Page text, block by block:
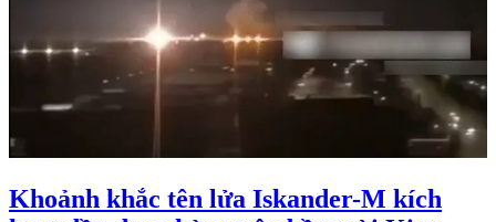
Khoảnh khắc tên lửa Iskander-M kích